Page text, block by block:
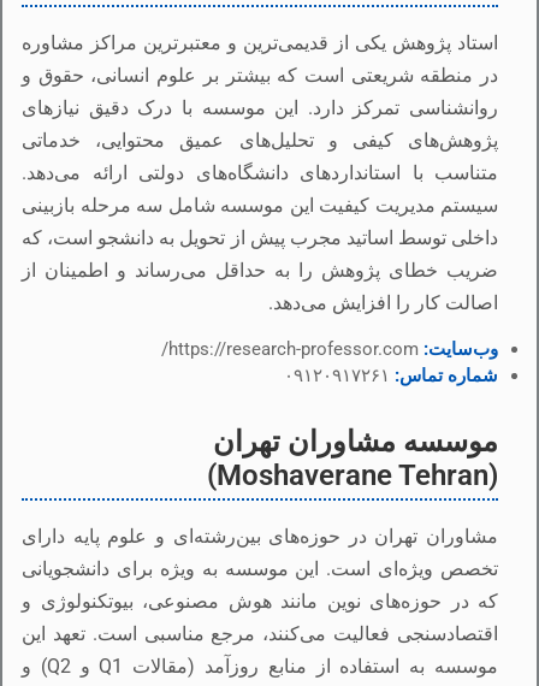
استاد پژوهش یکی از قدیمی‌ترین و معتبرترین مراکز مشاوره
در منطقه شریعتی است که بیشتر بر علوم انسانی، حقوق و
روانشناسی تمرکز دارد. این موسسه با درک دقیق نیازهای
پژوهش‌های کیفی و تحلیل‌های عمیق محتوایی، خدماتی
متناسب با استانداردهای دانشگاه‌های دولتی ارائه می‌دهد.
سیستم مدیریت کیفیت این موسسه شامل سه مرحله بازبینی
داخلی توسط اساتید مجرب پیش از تحویل به دانشجو است، که
ضریب خطای پژوهش را به حداقل می‌رساند و اطمینان از
اصالت کار را افزایش می‌دهد.
وب‌سایت:
شماره تماس:
موسسه مشاوران تهران
(Moshaverane Tehran)
مشاوران تهران در حوزه‌های بین‌رشته‌ای و علوم پایه دارای
تخصص ویژه‌ای است. این موسسه به ویژه برای دانشجویانی
که در حوزه‌های نوین مانند هوش مصنوعی، بیوتکنولوژی و
اقتصادسنجی فعالیت می‌کنند، مرجع مناسبی است. تعهد این
موسسه به استفاده از منابع روزآمد (مقالات Q1 و Q2) و